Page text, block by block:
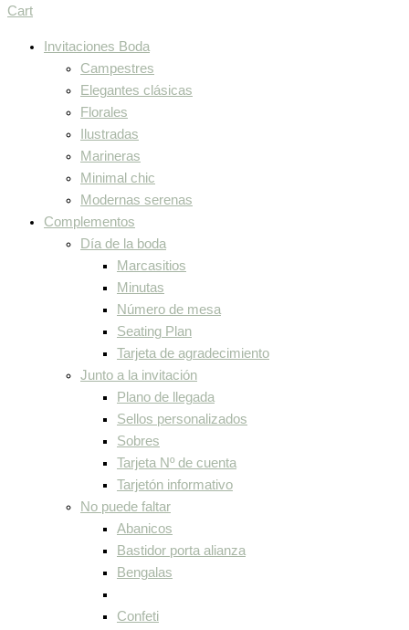
Cart
Invitaciones Boda
Campestres
Elegantes clásicas
Florales
Ilustradas
Marineras
Minimal chic
Modernas serenas
Complementos
Día de la boda
Marcasitios
Minutas
Número de mesa
Seating Plan
Tarjeta de agradecimiento
Junto a la invitación
Plano de llegada
Sellos personalizados
Sobres
Tarjeta Nº de cuenta
Tarjetón informativo
No puede faltar
Abanicos
Bastidor porta alianza
Bengalas
Confeti